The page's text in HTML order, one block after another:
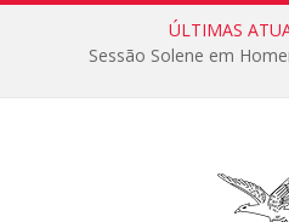
ÚLTIMAS
Sessão Solene em